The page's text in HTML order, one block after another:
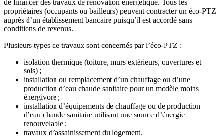
de financer des travaux de rénovation énergétique. Tous les
propriétaires (occupants ou bailleurs) peuvent contracter un éco-PTZ
auprès d’un établissement bancaire puisqu’il est accordé sans
conditions de revenus.
Plusieurs types de travaux sont concernés par l’éco-PTZ :
isolation thermique (toiture, murs extérieurs, ouvertures et
sols) ;
installation ou remplacement d’un chauffage ou d’une
production d’eau chaude sanitaire pour un modèle moins
énergivore ;
installation d’équipements de chauffage ou de production
d’eau chaude sanitaire utilisant une source d’énergie
renouvelable ;
travaux d’assainissement du logement.